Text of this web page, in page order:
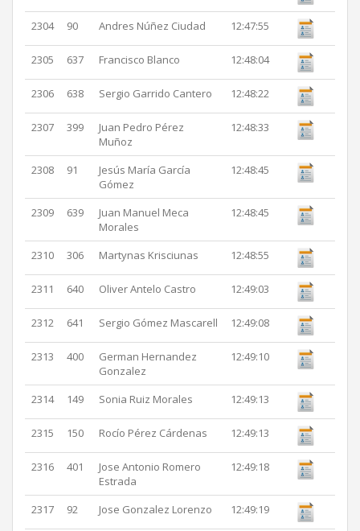
2304 90 Andres Núñez Ciudad 12:47:55
2305 637 Francisco Blanco 12:48:04
2306 638 Sergio Garrido Cantero 12:48:22
2307 399
Juan Pedro Pérez
Muñoz
12:48:33
2308 91
Jesús María García
Gómez
12:48:45
2309 639
Juan Manuel Meca
Morales
12:48:45
2310 306 Martynas Krisciunas 12:48:55
2311 640 Oliver Antelo Castro 12:49:03
2312 641 Sergio Gómez Mascarell 12:49:08
2313 400
German Hernandez
Gonzalez
12:49:10
2314 149 Sonia Ruiz Morales 12:49:13
2315 150 Rocío Pérez Cárdenas 12:49:13
2316 401
Jose Antonio Romero
Estrada
12:49:18
2317 92 Jose Gonzalez Lorenzo 12:49:19